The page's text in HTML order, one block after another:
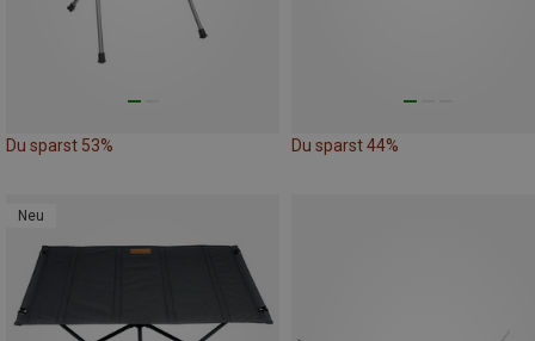
Du sparst 53% Du sparst 44%
Neu